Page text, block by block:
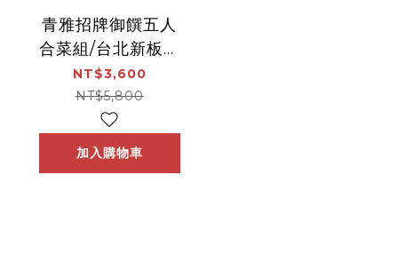
青雅招牌御饌五人
合菜組/台北新板希
爾頓酒店-青雅中餐
廳
NT$3,600
NT$5,800
加入購物車